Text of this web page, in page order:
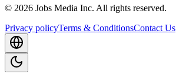
© 2026 Jobs Media Inc. All rights reserved.
Privacy policyTerms & ConditionsContact Us